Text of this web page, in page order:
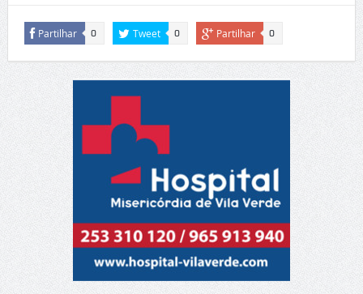
Partilhar 0 Tweet 0 Partilhar 0